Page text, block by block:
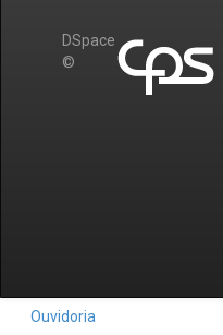
DSpace
©
Ouvidoria